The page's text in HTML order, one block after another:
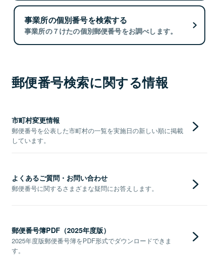
事業所の個別番号を検索する
事業所の７けたの個別郵便番号をお調べします。
郵便番号検索に関する情報
市町村変更情報
郵便番号を公表した市町村の一覧を実施日の新しい順に掲載
しています。
よくあるご質問・お問い合わせ
郵便番号に関するさまざまな疑問にお答えします。
郵便番号簿PDF（2025年度版）
2025年度版郵便番号簿をPDF形式でダウンロードできま
す。